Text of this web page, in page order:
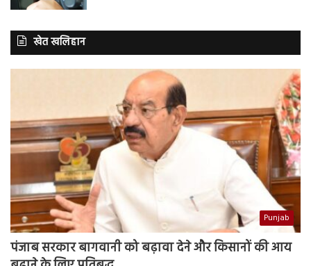
खेत खलिहान
Punjab
पंजाब सरकार बागवानी को बढ़ावा देने और किसानों की आय